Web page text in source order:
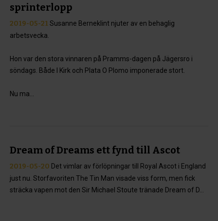
sprinterlopp
2019-05-21Susanne Berneklint njuter av en behaglig
arbetsvecka.
Hon var den stora vinnaren på Pramms-dagen på Jägersro i
söndags. Både I Kirk och Plata O Plomo imponerade stort.
Nu ma...
Dream of Dreams ett fynd till Ascot
2019-05-20 Det vimlar av förlöpningar till Royal Ascot i England
just nu. Storfavoriten The Tin Man visade viss form, men fick
sträcka vapen mot den Sir Michael Stoute tränade Dream of D...